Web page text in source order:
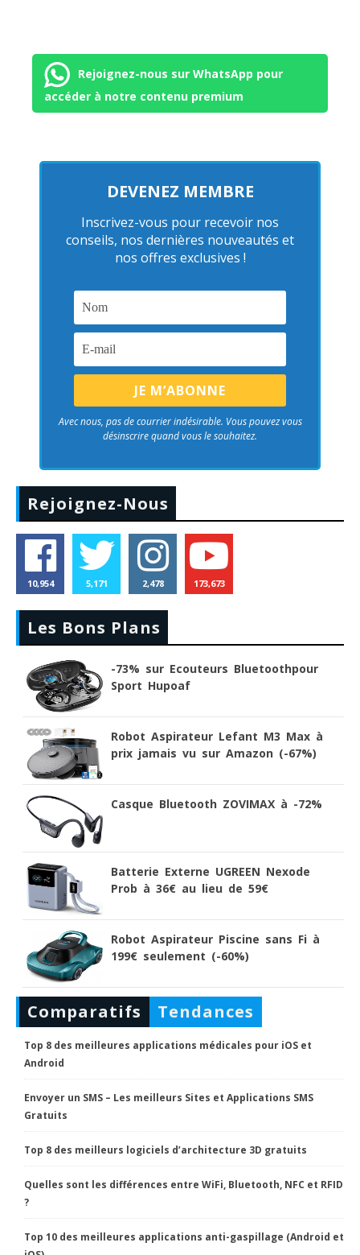
Rejoignez-nous sur WhatsApp pour
accéder à notre contenu premium
DEVENEZ MEMBRE
Inscrivez-vous pour recevoir nos
conseils, nos dernières nouveautés et
nos offres exclusives !
Avec nous, pas de courrier indésirable. Vous pouvez vous
désinscrire quand vous le souhaitez.
Rejoignez-Nous
10,954 5,171 2,478 173,673
Les Bons Plans
-73% sur Ecouteurs Bluetoothpour
Sport Hupoaf
Robot Aspirateur Lefant M3 Max à
prix jamais vu sur Amazon (-67%)
Casque Bluetooth ZOVIMAX à -72%
Batterie Externe UGREEN Nexode
Prob à 36€ au lieu de 59€
Robot Aspirateur Piscine sans Fi à
199€ seulement (-60%)
Comparatifs Tendances
Top 8 des meilleures applications médicales pour iOS et
Android
Envoyer un SMS – Les meilleurs Sites et Applications SMS
Gratuits
Top 8 des meilleurs logiciels d’architecture 3D gratuits
Quelles sont les différences entre WiFi, Bluetooth, NFC et RFID
?
Top 10 des meilleures applications anti-gaspillage (Android et